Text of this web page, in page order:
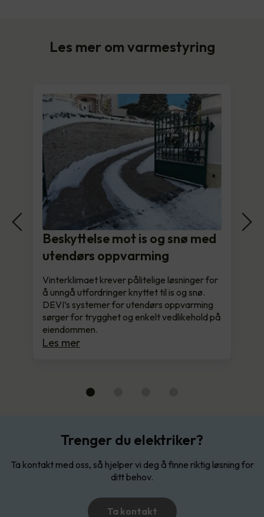
Les mer om varmestyring
Beskyttelse mot is og snø med
utendørs oppvarming
Vinterklimaet krever pålitelige løsninger for
å unngå utfordringer knyttet til is og snø.
DEVI’s systemer for utendørs oppvarming
sørger for trygghet og enkelt vedlikehold på
eiendommen.
Les mer
Trenger du elektriker?
Ta kontakt med oss, så hjelper vi deg å finne riktig løsning for
ditt behov.
Ta kontakt